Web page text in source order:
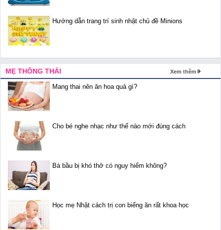
Hướng dẫn trang trí sinh nhật chủ đề Minions
MẸ THÔNG THÁI Xem thêm
Mang thai nên ăn hoa quả gì?
Cho bé nghe nhạc như thế nào mới đúng cách
Bà bầu bị khó thở có nguy hiểm không?
Học mẹ Nhật cách trị con biếng ăn rất khoa học